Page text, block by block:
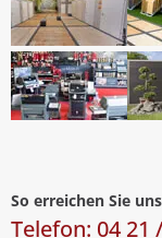
So erreichen Sie uns
Telefon: 04 21